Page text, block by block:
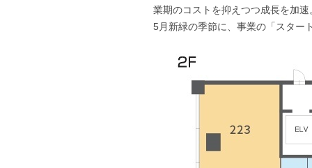
業期のコストを抑えつつ成長を加速
5月新緑の季節に、事業の「スター